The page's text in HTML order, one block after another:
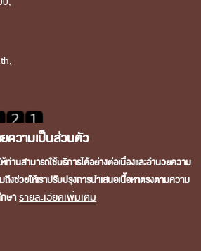
Office
State Audit Office of the Kingdom of
All rights reserved.
ความเป็นส่วนตัว
ท่านสามารถใช้บริการได้อย่างต่อเนื่องและอำนวยความ
ถึงช่วยให้เราปรับปรุงการนำเสนอเนื้อหาตรงตามความ
ษา รายละเอียดเพิ่มเติม